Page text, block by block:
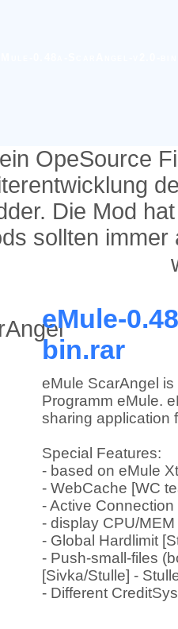
OpeSource
Die Mod
sollten
eMule-
bin.rar
eMule ScarAngel
Programm eMule.
sharing application
Special Features:
- based on eMule
- WebCache [WC
- Active
- display CPU/
- Global Hardlimit
- Push-small-files
[Sivka/Stulle] -
- Different